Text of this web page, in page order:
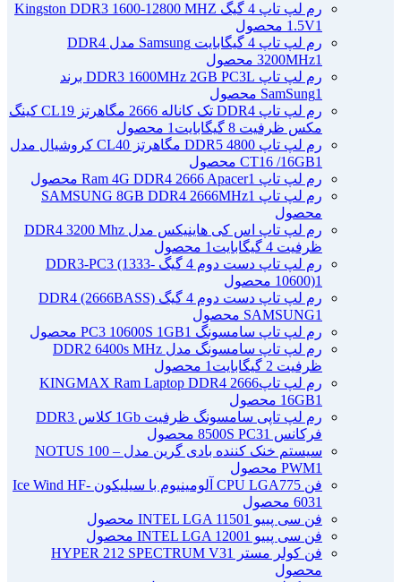
رم لپ تاپ 4 گیگ Kingston DDR3 1600-12800 MHZ
1.5V1 محصول
رم لپ تاپ 4 گیگابایت Samsung مدل DDR4
3200MHz1 محصول
رم لپ تاپ DDR3 1600MHz 2GB PC3L برند
SamSung1 محصول
رم لپ تاپ DDR4 تک کاناله 2666 مگاهرتز CL19 کینگ
مکس ظرفیت 8 گیگابایت
1 محصول
رم لپ تاپ DDR5 4800 مگاهرتز CL40 کروشیال مدل
CT16 /16GB1 محصول
رم لپ تاپ Ram 4G DDR4 2666 Apacer 1 محصول
رم لپ تاپ SAMSUNG 8GB DDR4 2666MHz 1
محصول
رم لپ تاپ اس کی هاینیکس مدل DDR4 3200 Mhz
ظرفیت 4 گیگابایت
1 محصول
رم لپ تاپ دست دوم 4 گیگ DDR3-PC3 (1333-
10600)1 محصول
رم لپ تاپ دست دوم 4 گیگ DDR4 (2666BASS)
SAMSUNG1 محصول
رم لپ تاپ سامسونگ PC3 10600S 1GB 1 محصول
رم لپ تاپ سامسونگ مدل DDR2 6400s MHz
ظرفیت 2 گیگابایت
1 محصول
رم لپ تاپ2666 KINGMAX Ram Laptop DDR4
16GB1 محصول
رم لپ تاپی سامسونگ ظرفیت 1Gb کلاس DDR3
فرکانس 8500S PC3 1 محصول
سیستم خنک کننده بادی گرین مدل NOTUS 100 –
PWM1 محصول
فن CPU LGA775 آلومینیوم با سیلیکون Ice Wind HF-
6031 محصول
فن سی پییو INTEL LGA 1150 1 محصول
فن سی پییو INTEL LGA 1200 1 محصول
فن کولر مستر HYPER 212 SPECTRUM V3
1
محصول